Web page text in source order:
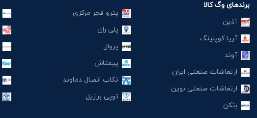
برندهای وگ کالا
آذین
آریا کوپلینگ
آوند
ارتعاشات صنعتی ایران
ارتعاشات صنعتی نوین
بنکن
پترو فجر مرکزی
پلی ران
پروال
پیمتاش
تکاب اتصال دماوند
توپی برزیل